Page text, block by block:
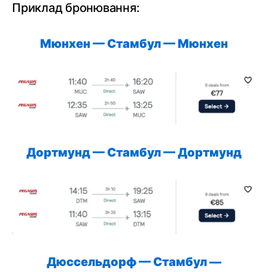
Приклад бронювання:
Мюнхен — Стамбул — Мюнхен
Дортмунд— Стамбул —Дортмунд
Дюссельдорф— Стамбул —